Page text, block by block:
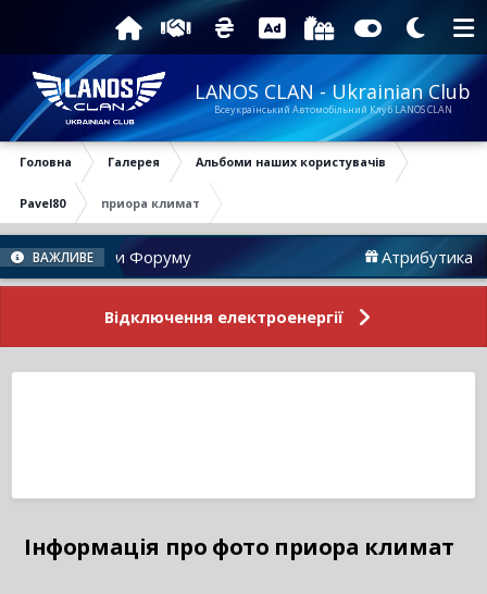
LANOS CLAN - Ukrainian Club
Всеукраїнський Автомобільний Клуб LANOS CLAN
Головна Галерея Альбоми наших користувачів
Pavel80 приора климат
ВАЖЛИВЕ
Новини Форуму Атрибутика
Відключення електроенергії
Інформація про фото приора климат